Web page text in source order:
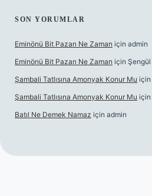
SON YORUMLAR
Eminönü Bit Pazarı Ne Zaman için admin
Eminönü Bit Pazarı Ne Zaman için Şengül
Şambali Tatlısına Amonyak Konur Mu için
Şambali Tatlısına Amonyak Konur Mu için
Batıl Ne Demek Namaz için admin